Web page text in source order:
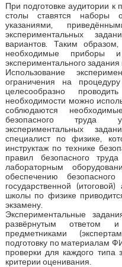
При подготовке аудитории
столы ставятся наборы
указаниями,
экспериментальных
вариантов. Таким
необходимые приборы
экспериментального задания
Использование
ограничения на
целесообразно
необходимости можно
соблюдаются
безопасного труда
экспериментальных
специалист по физике,
инструктаж по технике
правил безопасного
лабораторным
обеспечению
государственной
школы по физике
экзамену.
Экспериментальные
развёрнутым ответом и
предметниками
подготовку по материалам
проверки для каждого
критерии оценивания.